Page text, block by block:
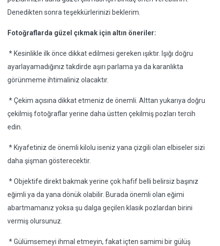
Denedikten sonra teşekkürlerinizi beklerim.
Fotoğraflarda güzel çıkmak için altın öneriler:
* Kesinlikle ilk önce dikkat edilmesi gereken ışıktır. Işığı doğru
ayarlayamadığınız takdirde aşırı parlama ya da karanlıkta
görünmeme ihtimaliniz olacaktır.
* Çekim açısına dikkat etmeniz de önemli. Alttan yukarıya doğru
çekilmiş fotoğraflar yerine daha üstten çekilmiş pozları tercih
edin.
* Kıyafetiniz de önemli kilolu iseniz yana çizgili olan elbiseler sizi
daha şişman gösterecektir.
* Objektife direkt bakmak yerine çok hafif belli belirsiz başınız
eğimli ya da yana dönük olabilir. Burada önemli olan eğimi
abartmamanız yoksa şu dalga geçilen klasik pozlardan birini
vermiş olursunuz.
* Gülümsemeyi ihmal etmeyin, fakat içten samimi bir gülüş